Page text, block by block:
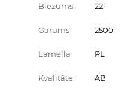
Biezums 22
Garums 2500
Lamella PL
Kvalitāte AB